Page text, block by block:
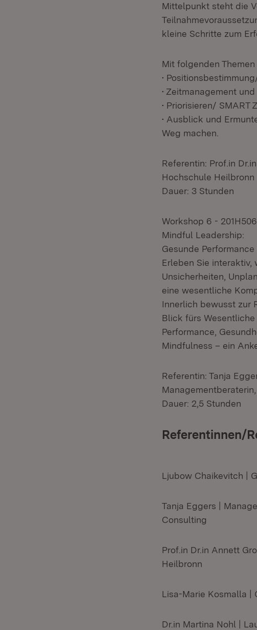
Mittelpunkt steht die
kleine Schritte zum
Mit folgenden
•
• Zeitmanagement
• Priorisieren/
• Ausblick und
Weg machen.
Referentin: Prof.in
Hochschule Heilbronn
Dauer: 3 Stunden
Workshop 6 -
Mindful Leadership:
Gesunde
Erleben Sie interaktiv,
Unsicherheiten,
eine wesentliche
Innerlich bewusst zur
Blick fürs
Performance,
Mindfulness – ein
Referentin: Tanja
Dauer: 2,5 Stunden
Referentinnen/
Ljubow Chaikevitch |
Tanja Eggers |
Consulting
Prof.in Dr.in Annett
Heilbronn
Lisa-Marie Kosmalla |
Dr.in Martina Nohl |